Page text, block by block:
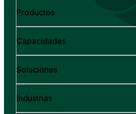
Productos
Capacidades
Soluciones
Industrias